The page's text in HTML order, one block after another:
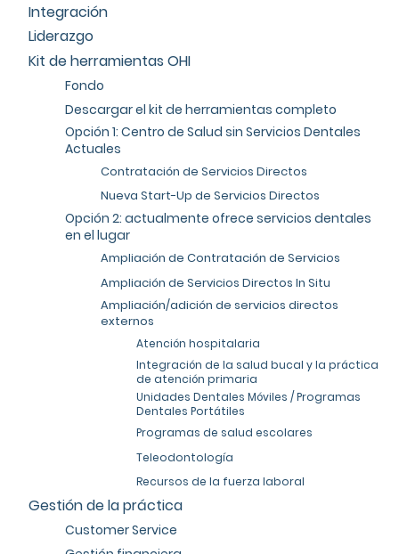
Integración
Liderazgo
Kit de herramientas OHI
Fondo
Descargar el kit de herramientas completo
Opción 1: Centro de Salud sin Servicios Dentales
Actuales
Contratación de Servicios Directos
Nueva Start-Up de Servicios Directos
Opción 2: actualmente ofrece servicios dentales
en el lugar
Ampliación de Contratación de Servicios
Ampliación de Servicios Directos In Situ
Ampliación/adición de servicios directos
externos
Atención hospitalaria
Integración de la salud bucal y la práctica
de atención primaria
Unidades Dentales Móviles / Programas
Dentales Portátiles
Programas de salud escolares
Teleodontología
Recursos de la fuerza laboral
Gestión de la práctica
Customer Service